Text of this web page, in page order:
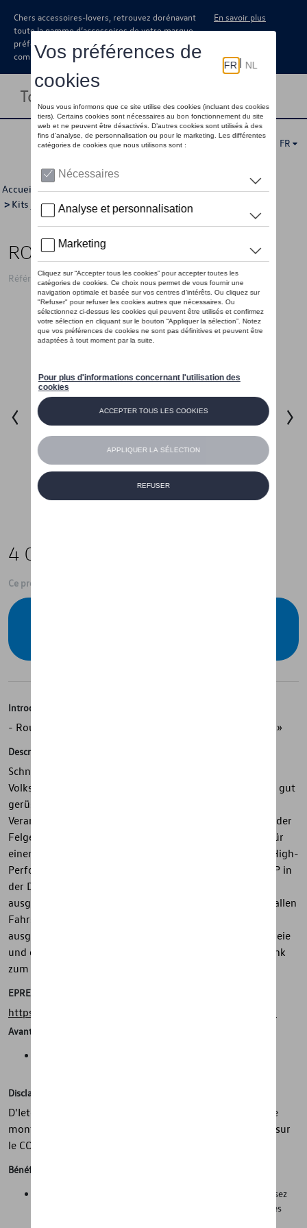
Chers accessoires-lovers, retrouvez dorénavant
toute la gamme d’accessoires de votre marque
préférée sous forme de catalogue à
commander auprès de votre concessionaire.
En savoir plus
Toggle navigation
FR
Accueil >Catalogue Volkswagen >Jantes et roues
> Kits jantes avec pneus >Kits d'hiver > Détail
ROUES HIVER 20"
Référence: 760WCWV20 AX1
4 099,00 €
Ce produit n'est actuellement pas de stock
Introduction
- Roue d’hiver complète d’origine Volkswagen « Nevada »
Description
Schnee, Eis, Matsch, Minusgrade? Dagegen ist Ihr
Volkswagen mit dem 20 Zoll Winterkomplettrad Nevada gut
gerüstet. Aufwändige Gusstechnik, hohe
Verarbeitungsqualität und der hochwertige Materialmix der
Felge aus Aluminium, Magnesium und Silizium sorgen für
einen sportlich-eleganten Auftritt - mit Sicherheit. Der High-
Performance-Reifen Continental WinterContact TS 830 P in
der Dimension 285/45 R20 112V XL steht für
ausgezeichnete Fahreigenschaften und sicheren Grip in allen
Fahrsituationen. Das Rad wird komplett montiert und
ausgewuchtet geliefert. Es kommen ausschließlich bleifreie
und damit umweltfreundliche Auswuchtgewichte aus Zink
zum Einsatz.
EPREL
https://eprel.ec.europa.eu/screen/product/tyres/481265
Avantages
Disclaimer
D'Ieteren Automotive ne peut être tenu responsable si le
montage sur le véhicule diffère du montage mentionné sur
le COC
Bénéfices
Sécurité sur la route dans des conditions hivernales. Réduisez
considérablement les temps de changement entre les roues